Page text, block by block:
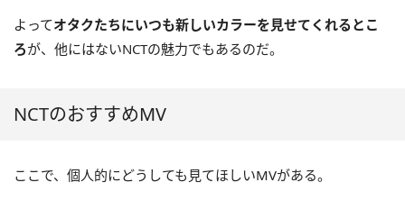
よってオタクたちにいつも新しいカラーを見せてくれるとこ
ろが、他にはないNCTの魅力でもあるのだ。
NCTのおすすめMV
ここで、個人的にどうしても見てほしいMVがある。